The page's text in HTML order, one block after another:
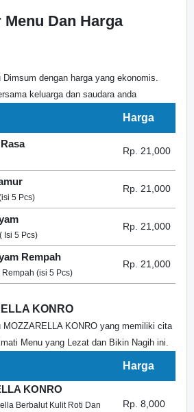
Menu Dan Harga
Dimsum dengan harga yang ekonomis.
keluarga dan saudara anda
Harga
Rp. 21,000
5 Pcs)
Rp. 21,000
Isi 5 Pcs)
Rp. 21,000
Rempah
(isi 5 Pcs)
Rp. 21,000
KONRO
MOZZARELLA KONRO yang memiliki cita
Menu yang Lezat dan Bikin Nagih ini.
Harga
KONRO
Berbalut Kulit Roti Dan
Rp. 8,000